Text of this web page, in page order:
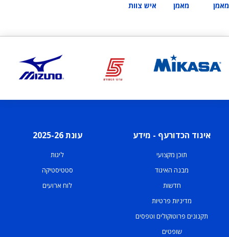
מאמן מאמן איש צוות
איגוד הכדורעף - מידע
תוכן מקצועי
מבנה האיגוד
חדשות
מדיניות פרטיות
תקנונים פרוטוקולים וטפסים
שופטים
עונת 2025-26
ליגות
סטטיסטיקה
לוח ארועים